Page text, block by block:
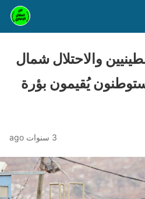
والاحتلال شمال
يُقيمون بؤرة
3 سنوات ago